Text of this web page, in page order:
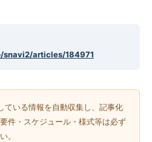
articles/184971
ている情報を自動収集し、記事化
件・スケジュール・様式等は必ず
。